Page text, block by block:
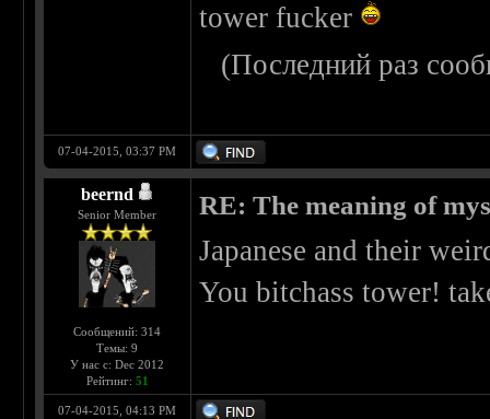
tower fucker
(Последний раз
07-04-2015, 03:37 PM
beernd
Senior Member
Сообщений: 314
Темы: 9
У нас с: Dec 2012
Рейтинг: 51
RE: The meaning of
Japanese and their
You bitchass tower!
07-04-2015, 04:13 PM